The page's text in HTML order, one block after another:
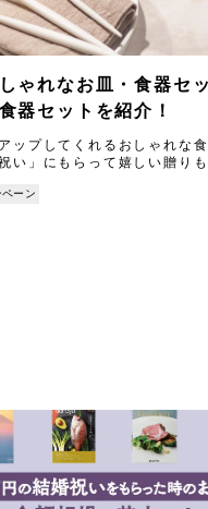
ゃれなお皿・食器セ
器セットを紹介！
ップしてくれるおしゃれな
い」にもらって嬉しい贈り
ーン